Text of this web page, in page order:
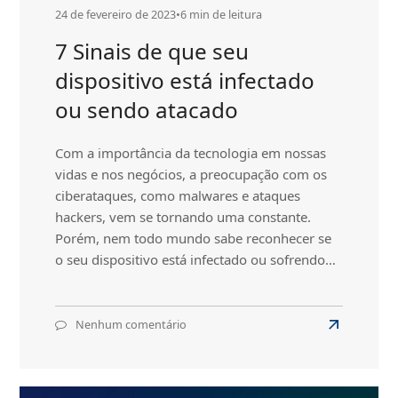
24 de fevereiro de 2023•6 min de leitura
7 Sinais de que seu
dispositivo está infectado
ou sendo atacado
Com a importância da tecnologia em nossas
vidas e nos negócios, a preocupação com os
ciberataques, como malwares e ataques
hackers, vem se tornando uma constante.
Porém, nem todo mundo sabe reconhecer se
o seu dispositivo está infectado ou sofrendo…
Nenhum comentário
Read